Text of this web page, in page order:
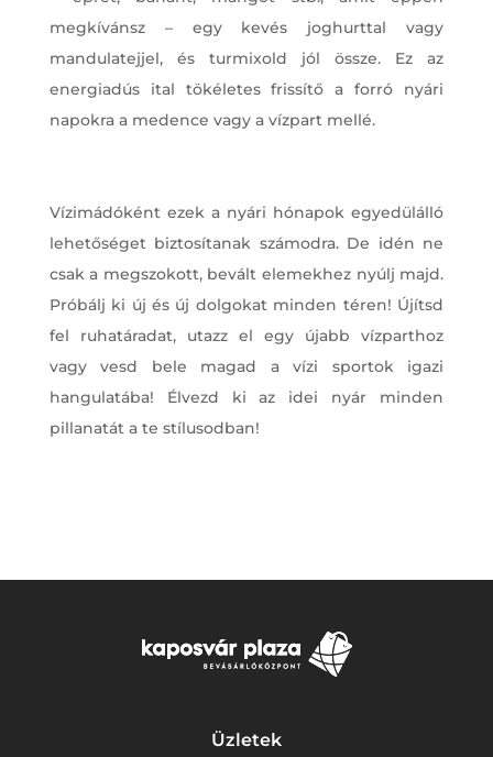
megkívánsz – egy kevés joghurttal vagy
mandulatejjel, és turmixold jól össze. Ez az
energiadús ital tökéletes frissítő a forró nyári
napokra a medence vagy a vízpart mellé.
Vízimádóként ezek a nyári hónapok egyedülálló
lehetőséget biztosítanak számodra. De idén ne
csak a megszokott, bevált elemekhez nyúlj majd.
Próbálj ki új és új dolgokat minden téren! Újítsd
fel ruhatáradat, utazz el egy újabb vízparthoz
vagy vesd bele magad a vízi sportok igazi
hangulatába! Élvezd ki az idei nyár minden
pillanatát a te stílusodban!
Üzletek